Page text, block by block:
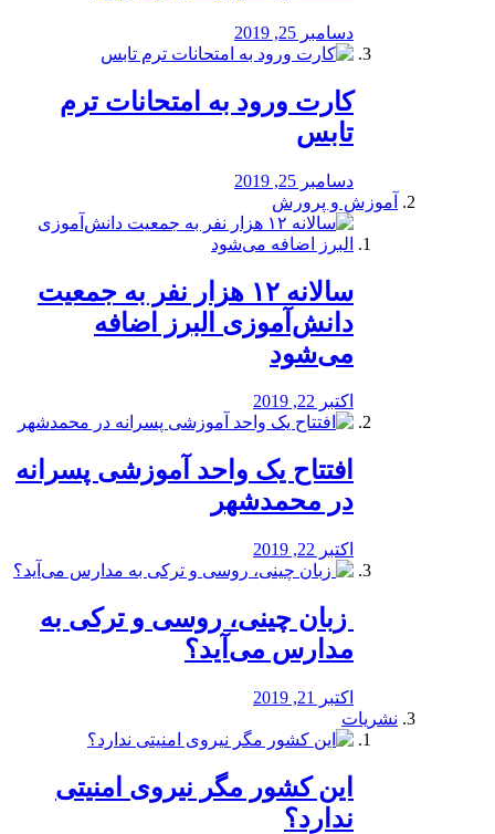
دسامبر 25, 2019
کارت ورود به امتحانات ترم
تابس
دسامبر 25, 2019
آموزش و پرورش
️سالانه ۱۲ هزار نفر به جمعیت
دانش‌آموزی البرز اضافه
می‌شود
اکتبر 22, 2019
افتتاح یک واحد آموزشی پسرانه
در محمدشهر
اکتبر 22, 2019
️ زبان چینی، روسی و ترکی به
مدارس می‌آید؟
اکتبر 21, 2019
نشریات
این کشور مگر نیروی امنیتی
ندارد؟